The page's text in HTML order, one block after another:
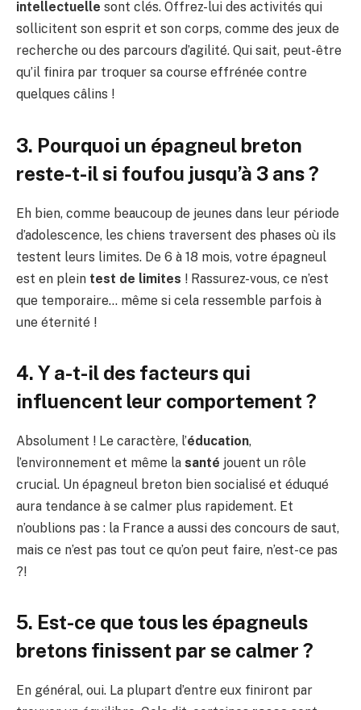
intellectuelle sont clés. Offrez-lui des activités qui
sollicitent son esprit et son corps, comme des jeux de
recherche ou des parcours d’agilité. Qui sait, peut-être
qu’il finira par troquer sa course effrénée contre
quelques câlins !
3. Pourquoi un épagneul breton
reste-t-il si foufou jusqu’à 3 ans ?
Eh bien, comme beaucoup de jeunes dans leur période
d’adolescence, les chiens traversent des phases où ils
testent leurs limites. De 6 à 18 mois, votre épagneul
est en plein test de limites ! Rassurez-vous, ce n’est
que temporaire… même si cela ressemble parfois à
une éternité !
4. Y a-t-il des facteurs qui
influencent leur comportement ?
Absolument ! Le caractère, l’éducation,
l’environnement et même la santé jouent un rôle
crucial. Un épagneul breton bien socialisé et éduqué
aura tendance à se calmer plus rapidement. Et
n’oublions pas : la France a aussi des concours de saut,
mais ce n’est pas tout ce qu’on peut faire, n’est-ce pas
?!
5. Est-ce que tous les épagneuls
bretons finissent par se calmer ?
En général, oui. La plupart d’entre eux finiront par